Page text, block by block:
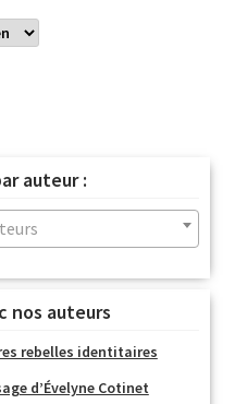
auteur :
nos auteurs
rebelles identitaires
d’Évelyne Cotinet